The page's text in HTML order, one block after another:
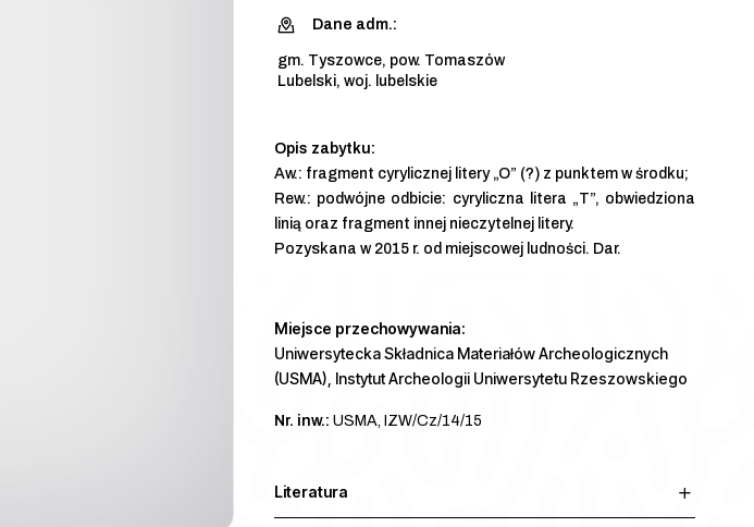
Dane adm.:
gm. Tyszowce, pow. Tomaszów
Lubelski, woj. lubelskie
Aw.: fragment cyrylicznej litery „O” (?) z punktem w środku;
Rew.: podwójne odbicie: cyryliczna litera „T”, obwiedziona
linią oraz fragment innej nieczytelnej litery.
Pozyskana w 2015 r. od miejscowej ludności. Dar.
Miejsce przechowywania:
Uniwersytecka Składnica Materiałów Archeologicznych
(USMA), Instytut Archeologii Uniwersytetu Rzeszowskiego
Nr. inw.: USMA, IZW/Cz/14/15
Literatura